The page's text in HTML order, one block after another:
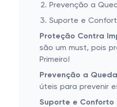
Prevenção a
Suporte e
Proteção Contra
são um must, pois
Primeiro!
Prevenção a
úteis para prevenir
Suporte e Conforto